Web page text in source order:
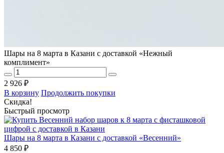
Шары на 8 марта в Казани с доставкой «Нежный
комплимент»
2 926 ₽
В корзину Продолжить покупки
Скидка!
Быстрый просмотр
Шары на 8 марта в Казани с доставкой «Весенний»
4 850 ₽